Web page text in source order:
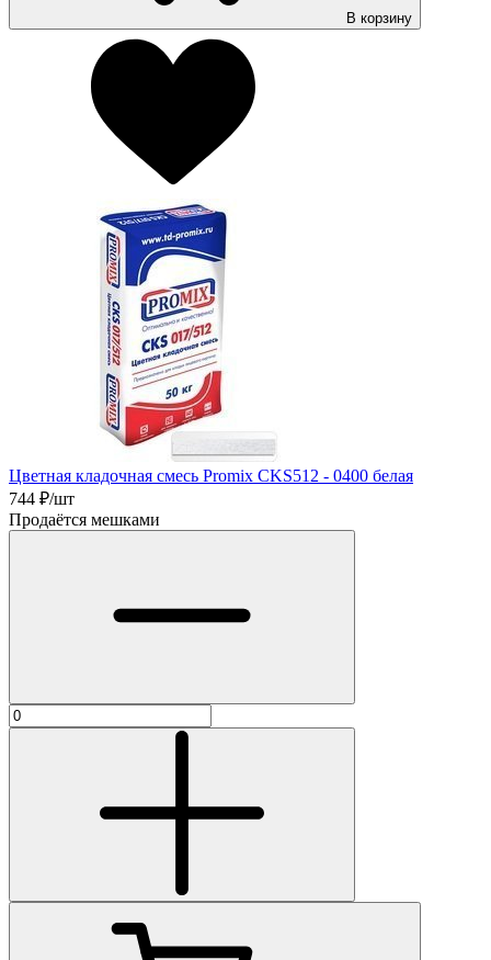
В корзину
Цветная кладочная смесь Promix CKS512 - 0400 белая
744 ₽/шт
Продаётся мешками